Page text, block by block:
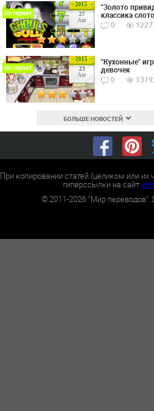
2015
27
Авг
Интернет
"Золото
классика
0
2015
23
Авг
Интернет
"Кухонные"
девочек
0
БОЛЬШЕ НОВОСТЕЙ
При копировании статей (целиком или
гиперссылки на сайт
©2011-2026 "Мир